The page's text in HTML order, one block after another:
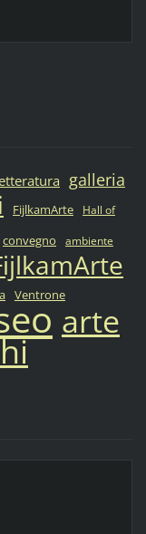
galleria
FijlkamArte
Hall of
convegno ambiente
Ventrone
arte